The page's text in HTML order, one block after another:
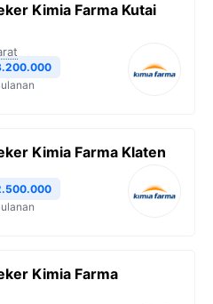
Kimia Farma Kutai
Kimia Farma Klaten
Kimia Farma